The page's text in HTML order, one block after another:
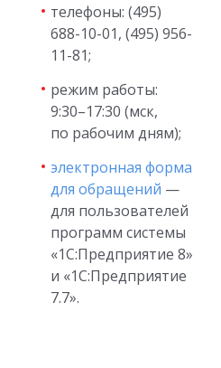
телефоны: (495)
688-10-01, (495) 956-
11-81;
режим работы:
9:30–17:30 (мск,
по рабочим дням);
электронная форма
для обращений —
для пользователей
программ системы
«1С:Предприятие 8»
и «1С:Предприятие
7.7».